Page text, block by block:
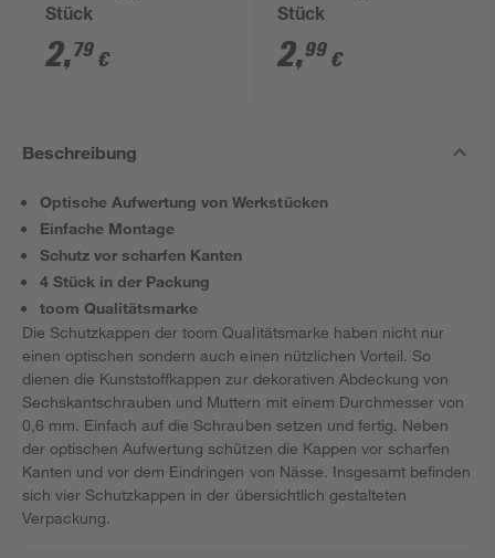
Stück
2,79 €
Stück
2,99 €
Beschreibung
Optische Aufwertung von Werkstücken
Einfache Montage
Schutz vor scharfen Kanten
4 Stück in der Packung
toom Qualitätsmarke
Die Schutzkappen der toom Qualitätsmarke haben nicht nur
einen optischen sondern auch einen nützlichen Vorteil. So
dienen die Kunststoffkappen zur dekorativen Abdeckung von
Sechskantschrauben und Muttern mit einem Durchmesser von
0,6 mm. Einfach auf die Schrauben setzen und fertig. Neben
der optischen Aufwertung schützen die Kappen vor scharfen
Kanten und vor dem Eindringen von Nässe. Insgesamt befinden
sich vier Schutzkappen in der übersichtlich gestalteten
Verpackung.